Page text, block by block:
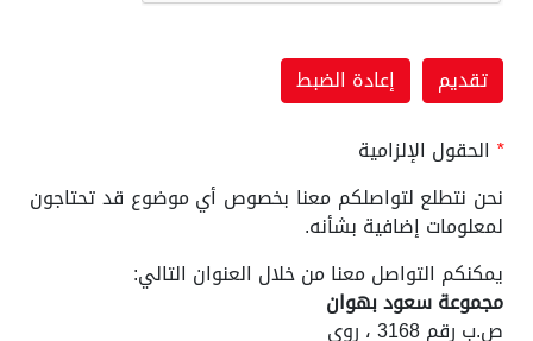
* الحقول الإلزامية
نحن نتطلع لتواصلكم معنا بخصوص أي موضوع قد تحتاجون
لمعلومات إضافية بشأنه.
يمكنكم التواصل معنا من خلال العنوان التالي:
مجموعة سعود بهوان
ص.ب رقم 3168 ، روي